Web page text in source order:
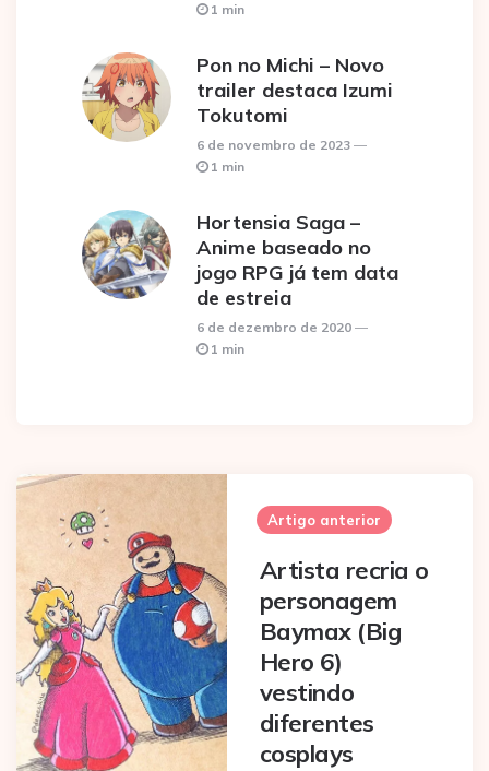
1 min
Pon no Michi – Novo
trailer destaca Izumi
Tokutomi
6 de novembro de 2023
1 min
Hortensia Saga –
Anime baseado no
jogo RPG já tem data
de estreia
6 de dezembro de 2020
1 min
Post
navigation
Artigo anterior
Artista recria o
personagem
Baymax (Big
Hero 6)
vestindo
diferentes
cosplays